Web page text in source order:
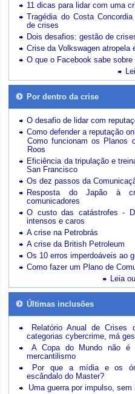
11 dicas para lidar com uma
Tragédia do Costa
de crises
Dois desafios: gestão de
Crise da Volkswagen atropela
O que o Facebook sabe
Por dentro da crise
O desafio de lidar com
Como defender a reputação
Como funcionam os Planos
Roos
Eficiência da tripulação e
San Francisco
Os dez passos da
Resposta do Japão à
comunicadores
O custo das catástrofes -
intensos e caros
A crise na Petrobrás
A crise da British Petroleum
Os 10 erros imperdoáveis ao
Como fazer um Plano de
Leia
Últimas inclusões
Relatório Anual de Crises
categorias cybercrime, má
A Copa do Mundo não é
mercantilismo
Por que a mídia e os
escândalo do Master?
Uma guerra por impulso, sem